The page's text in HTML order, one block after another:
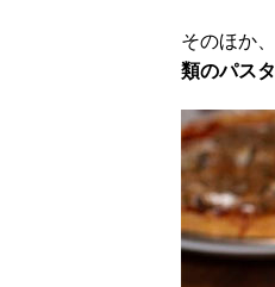
そのほか、
類のパスタ